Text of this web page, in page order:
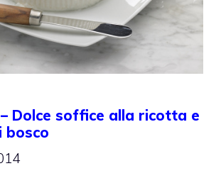
Dolce soffice alla ricotta e
bosco